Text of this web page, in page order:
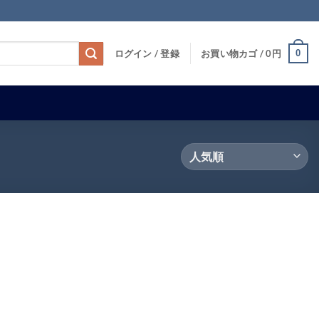
ログイン / 登録 お買い物カゴ /0円 0